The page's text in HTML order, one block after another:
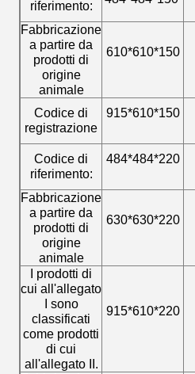
riferimento:
Fabbricazione
a partire da
prodotti di
origine
animale
610*610*150
Codice di
registrazione
915*610*150
Codice di
riferimento:
484*484*220
Fabbricazione
a partire da
prodotti di
origine
animale
630*630*220
I prodotti di
cui all'allegato
I sono
classificati
come prodotti
di cui
all'allegato II.
915*610*220